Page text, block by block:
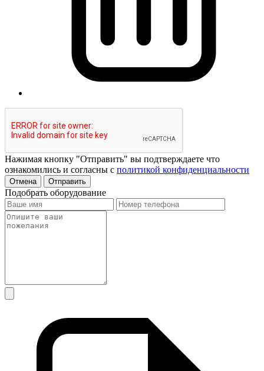
Нажимая кнопку "Отправить" вы подтверждаете что
ознакомились и согласны с политикой конфиденциальности
Отмена Отправить
Подобрать оборудование